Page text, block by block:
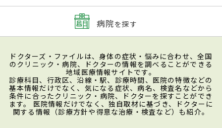
病院を探す
ドクターズ・ファイルは、身体の症状・悩みに合わせ、全国
のクリニック・病院、ドクターの情報を調べることができる
地域医療情報サイトです。
診療科目、行政区、沿線・駅、診療時間、医院の特徴などの
基本情報だけでなく、気になる症状、病名、検査名などから
条件に合ったクリニック・病院、ドクターを探すことができ
ます。 医院情報だけでなく、独自取材に基づき、ドクターに
関する情報（診療方針や得意な治療・検査など）も紹介。